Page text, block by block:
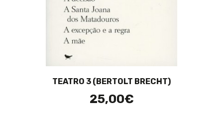
TEATRO 3 (BERTOLT BRECHT)
25,00€